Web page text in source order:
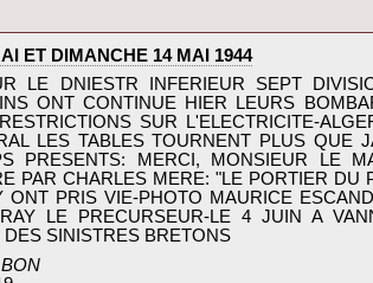
ET DIMANCHE 14 MAI 1944‎
DNIESTR INFERIEUR SEPT
ONT CONTINUE HIER LEURS
SUR L'ELECTRICITE-
LES TABLES TOURNENT PLUS
PRESENTS: MERCI, MONSIEUR LE
PAR CHARLES MERE: "LE PORTIER
ONT PRIS VIE-PHOTO MAURICE
LE PRECURSEUR-LE 4 JUIN A
SINISTRES BRETONS‎